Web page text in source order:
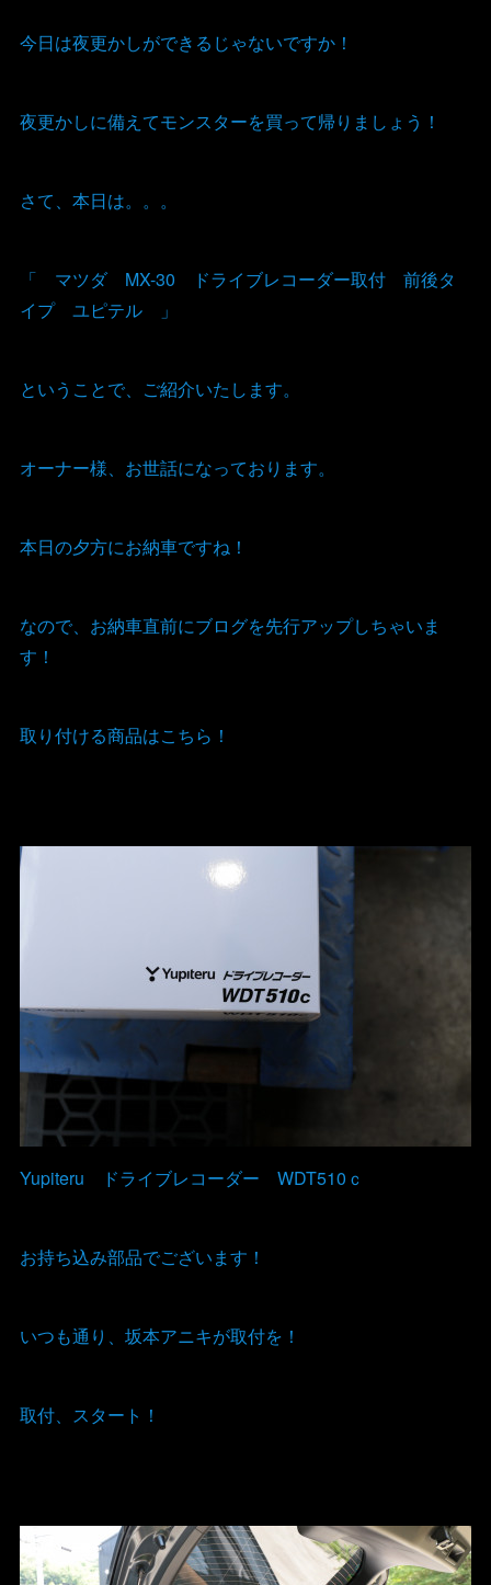
今日は夜更かしができるじゃないですか！
夜更かしに備えてモンスターを買って帰りましょう！
さて、本日は。。。
「 マツダ MX-30 ドライブレコーダー取付 前後タ
イプ ユピテル 」
ということで、ご紹介いたします。
オーナー様、お世話になっております。
本日の夕方にお納車ですね！
なので、お納車直前にブログを先行アップしちゃいま
す！
取り付ける商品はこちら！
Yupiteru ドライブレコーダー WDT510ｃ
お持ち込み部品でございます！
いつも通り、坂本アニキが取付を！
取付、スタート！